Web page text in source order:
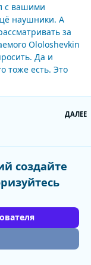
с вашими
наушники. А
за
Ololoshevkin
Да и
тоже есть. Это
ДАЛЕЕ
создайте